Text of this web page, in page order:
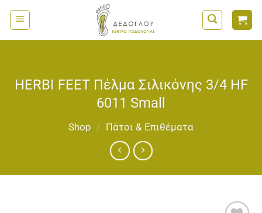
Μετάβαση
στο
περιεχόμενο
HERBI FEET Πέλμα Σιλικόνης 3/4 HF
6011 Small
Shop / Πάτοι & Επιθέματα